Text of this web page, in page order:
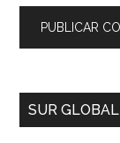
SUR GLOBAL